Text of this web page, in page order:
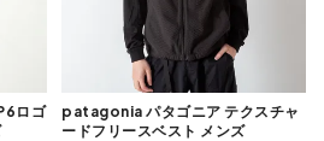
ロゴ
patagonia パタゴニア テクスチャ
ードフリースベスト メンズ